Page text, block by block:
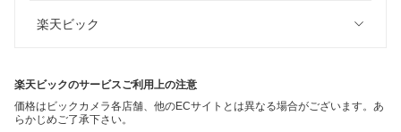
楽天ビック
楽天ビックのサービスご利用上の注意
価格はビックカメラ各店舗、他のECサイトとは異なる場合がございます。あ
らかじめご了承下さい。